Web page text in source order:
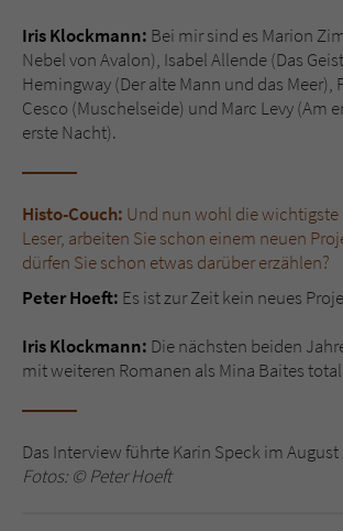
Iris Klockmann: Bei mir sind es Marion
Nebel von Avalon), Isabel Allende (Das
Hemingway (Der alte Mann und das Meer),
Cesco (Muschelseide) und Marc Levy (Am
erste Nacht).
Histo-Couch: Und nun wohl die wichtigste
Leser, arbeiten Sie schon einem neuen
dürfen Sie schon etwas darüber erzählen?
Peter Hoeft: Es ist zur Zeit kein neues
Iris Klockmann: Die nächsten beiden
mit weiteren Romanen als Mina Baites
Das Interview führte Karin Speck im August
Fotos: © Peter Hoeft